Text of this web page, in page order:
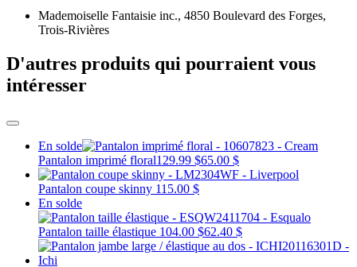
Mademoiselle Fantaisie inc., 4850 Boulevard des Forges,
Trois-Rivières
D'autres produits qui pourraient vous
intéresser
En solde
Pantalon imprimé floral129.99 $65.00 $
Pantalon coupe skinny 115.00 $
En solde
Pantalon taille élastique 104.00 $62.40 $